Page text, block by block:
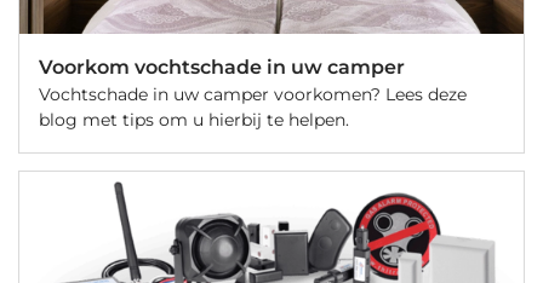
Voorkom vochtschade in uw camper
Vochtschade in uw camper voorkomen? Lees deze
blog met tips om u hierbij te helpen.